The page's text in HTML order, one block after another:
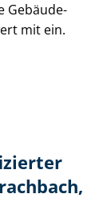
Ge­bäu­de­
mit ein.